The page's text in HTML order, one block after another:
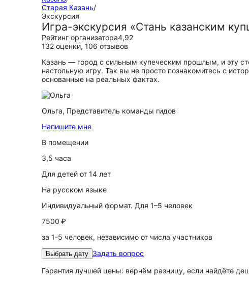
Старая Казань/
Экскурсия
Игра-экскурсия «Стань казанским
Рейтинг организатора4,92
132 оценки, 106 отзывов
Казань — город с сильным купеческим прошлым, и эту
настольную игру. Так вы не просто познакомитесь с
основанные на реальных фактах.
Ольга, Представитель команды гидов
Напишите мне
В помещении
3,5 часа
Для детей от 14 лет
На русском языке
Индивидуальный формат. Для 1–5 человек
7500 ₽
за 1-5 человек, независимо от числа участников
Выбрать дату Задать вопрос
Гарантия лучшей цены: вернём разницу, если найдёте